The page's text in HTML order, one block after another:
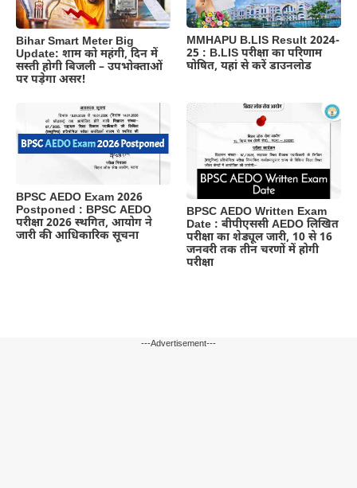
Bihar Smart Meter Big
Update: शाम को महंगी, दिन में
सस्ती होगी बिजली – उपभोक्ताओं
पर पड़ेगा असर!
MMHAPU B.LIS Result 2024-
25 : B.LIS परीक्षा का परिणाम
घोषित, यहां से करें डाउनलोड
BPSC AEDO Exam 2026
Postponed : BPSC AEDO
परीक्षा 2026 स्थगित, आयोग ने
जारी की आधिकारिक सूचना
BPSC AEDO Written Exam
Date : बीपीएससी AEDO लिखित
परीक्षा का शेड्यूल जारी, 10 से 16
जनवरी तक तीन चरणों में होगी
परीक्षा
---Advertisement---